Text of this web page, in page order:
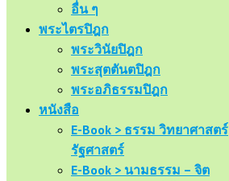
อื่น ๆ
พระไตรปิฎก
พระวินัยปิฎก
พระสุตตันตปิฎก
พระอภิธรรมปิฎก
หนังสือ
E-Book > ธรรม วิทยาศาสตร์
รัฐศาสตร์
E-Book > นามธรรม – จิต